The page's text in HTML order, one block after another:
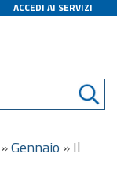
ACCEDI AI SERVIZI
»Gennaio »Il